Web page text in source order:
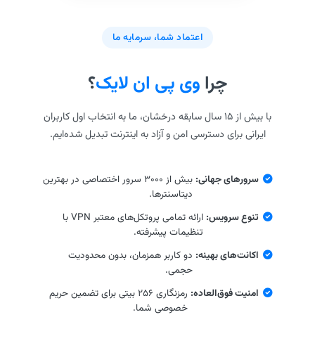
اعتماد شما، سرمایه ما
چرا وی پی ان لایک؟
با بیش از ۱۵ سال سابقه درخشان، ما به انتخاب اول کاربران
ایرانی برای دسترسی امن و آزاد به اینترنت تبدیل شده‌ایم.
سرورهای جهانی:
بیش از ۳۰۰۰ سرور اختصاصی در بهترین
دیتاسنترها.
تنوع سرویس:
ارائه تمامی پروتکل‌های معتبر VPN با
تنظیمات پیشرفته.
اکانت‌های بهینه: دو کاربر همزمان، بدون محدودیت
حجمی.
امنیت فوق‌العاده:
رمزنگاری ۲۵۶ بیتی برای تضمین حریم
خصوصی شما.